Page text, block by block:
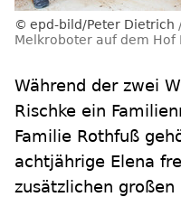
epd-bild/Peter Dietrich
Melkroboter auf dem Hof
Während der zwei
Rischke ein
Familie Rothfuß
achtjährige Elena
zusätzlichen